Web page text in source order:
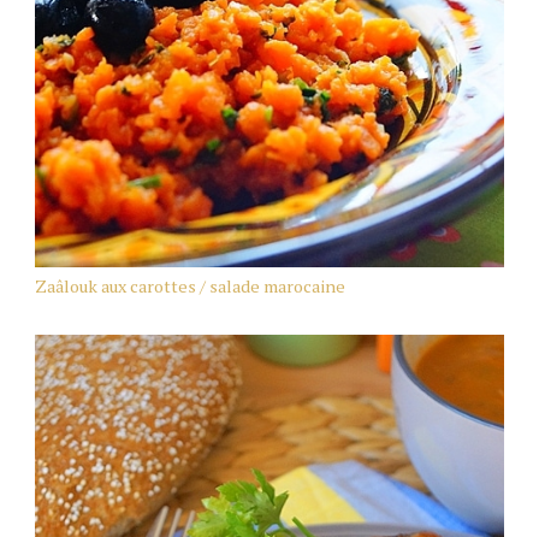
Zaâlouk aux carottes / salade marocaine